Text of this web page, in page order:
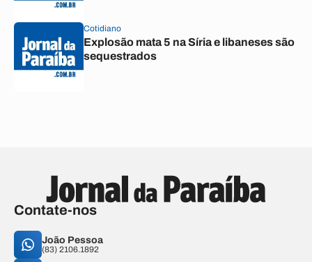
Cotidiano
Explosão mata 5 na Síria e libaneses são
sequestrados
Contate-nos
João Pessoa
(83) 2106.1892